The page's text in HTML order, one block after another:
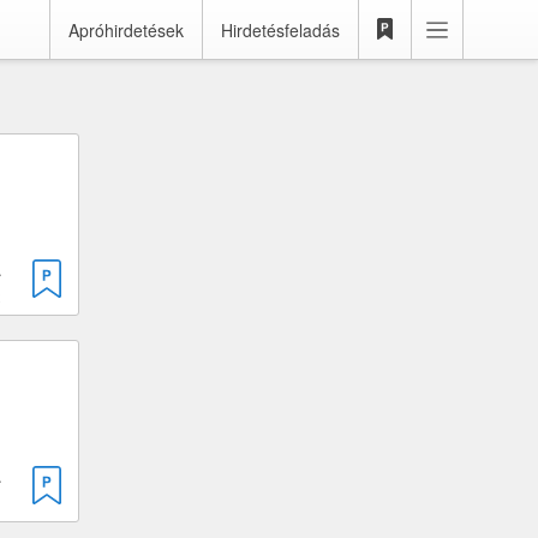
Apróhirdetések Hirdetésfeladás
cm³
cm³